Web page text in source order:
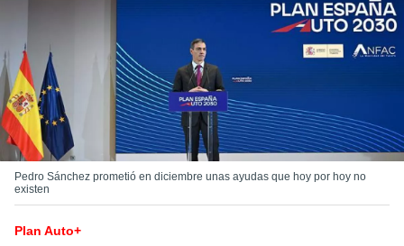
Pedro Sánchez prometió en diciembre unas ayudas que hoy por hoy no
existen
Plan Auto+